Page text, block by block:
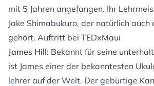
mit 5 Jahren angefangen. Ihr
Jake Shimabukuro, der natürlich auch
gehört. Auftritt bei TEDxMaui
James Hill: Bekannt für seine
ist James einer der bekanntesten
lehrer auf der Welt. Der gebürtige